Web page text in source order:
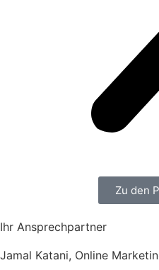
Zu den
Ihr Ansprechpartner
Jamal Katani, Online